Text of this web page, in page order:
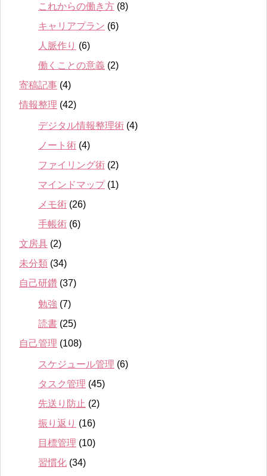
これからの働き方 (8)
キャリアプラン (6)
人脈作り (6)
働くことの意義 (2)
寄稿記事 (4)
情報整理 (42)
デジタル情報整理術 (4)
ノート術 (4)
ファイリング術 (2)
マインドマップ(1)
メモ術 (26)
手帳術 (6)
文房具 (2)
未分類 (34)
自己研鑽 (37)
勉強 (7)
読書 (25)
自己管理 (108)
スケジュール管理 (6)
タスク管理 (45)
先送り防止 (2)
振り返り (16)
目標管理 (10)
習慣化 (34)